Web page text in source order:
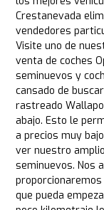
Crestanevada
vendedores
Visite uno de
venta de coches
seminuevos y
cansado de
rastreado
abajo. Esto le
a precios muy
ver nuestro
seminuevos. Nos
que pueda